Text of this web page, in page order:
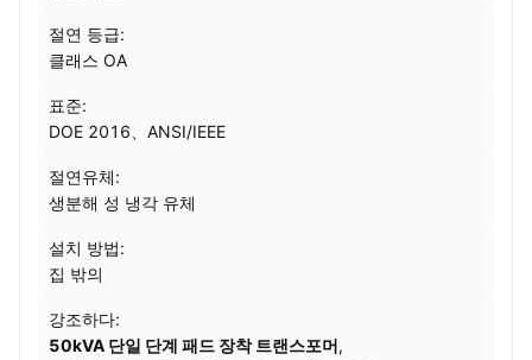
절연 등급:
클래스 OA
표준:
DOE 2016、ANSI/IEEE
절연유체:
생분해 성 냉각 유체
설치 방법:
집 밖의
강조하다:
50kVA 단일 단계 패드 장착 트랜스포머,